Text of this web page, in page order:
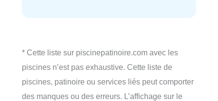
* Cette liste sur piscinepatinoire.com avec les
piscines n’est pas exhaustive. Cette liste de
piscines, patinoire ou services liés peut comporter
des manques ou des erreurs. L’affichage sur le